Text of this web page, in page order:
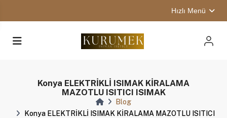
Hızlı Menü
Konya ELEKTRİKLİ ISIMAK KİRALAMA
MAZOTLU ISITICI ISIMAK
Blog
Konya ELEKTRİKLİ ISIMAK KİRALAMA MAZOTLU ISITICI